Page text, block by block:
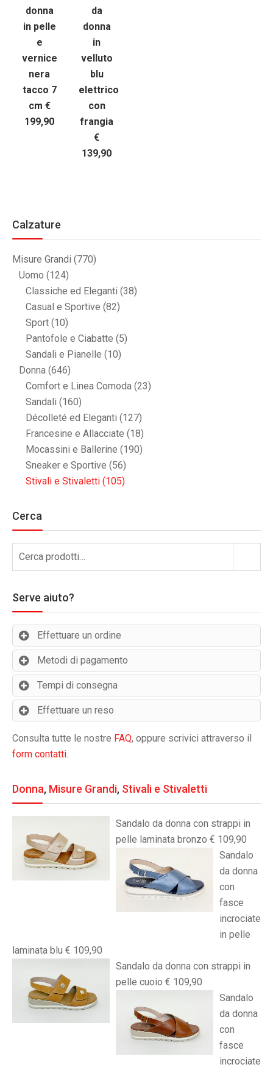
donna
in pelle
e
vernice
nera
tacco 7
cm €
199,90
da
donna
in
velluto
blu
elettrico
con
frangia
€
139,90
Calzature
Misure Grandi (770)
Uomo (124)
Classiche ed Eleganti (38)
Casual e Sportive (82)
Sport (10)
Pantofole e Ciabatte (5)
Sandali e Pianelle (10)
Donna (646)
Comfort e Linea Comoda (23)
Sandali (160)
Décolleté ed Eleganti (127)
Francesine e Allacciate (18)
Mocassini e Ballerine (190)
Sneaker e Sportive (56)
Stivali e Stivaletti (105)
Cerca
Serve aiuto?
Effettuare un ordine
Metodi di pagamento
Tempi di consegna
Effettuare un reso
Consulta tutte le nostre FAQ, oppure scrivici attraverso il
form contatti.
Donna, Misure Grandi, Stivali e Stivaletti
Sandalo da donna con strappi in
pelle laminata bronzo € 109,90
Sandalo
da donna
con
fasce
incrociate
in pelle
laminata blu € 109,90
Sandalo da donna con strappi in
pelle cuoio € 109,90
Sandalo
da donna
con
fasce
incrociate